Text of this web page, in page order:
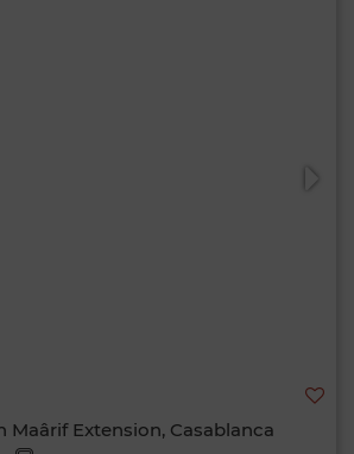
Extension, Casablanca